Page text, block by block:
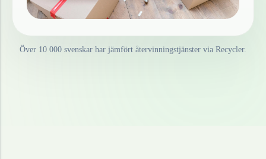
Över 10 000 svenskar har jämfört återvinningstjänster via Recycler.